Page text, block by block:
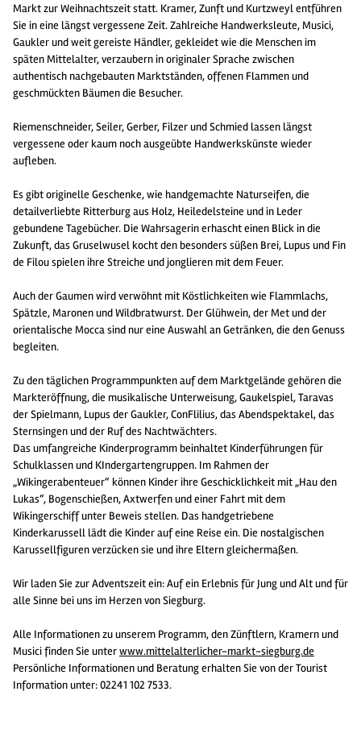
Markt zur Weihnachtszeit statt. Kramer, Zunft und Kurtzweyl entführen
Sie in eine längst vergessene Zeit. Zahlreiche Handwerksleute, Musici,
Gaukler und weit gereiste Händler, gekleidet wie die Menschen im
späten Mittelalter, verzaubern in originaler Sprache zwischen
authentisch nachgebauten Marktständen, offenen Flammen und
geschmückten Bäumen die Besucher.
Riemenschneider, Seiler, Gerber, Filzer und Schmied lassen längst
vergessene oder kaum noch ausgeübte Handwerkskünste wieder
aufleben.
Es gibt originelle Geschenke, wie handgemachte Naturseifen, die
detailverliebte Ritterburg aus Holz, Heiledelsteine und in Leder
gebundene Tagebücher. Die Wahrsagerin erhascht einen Blick in die
Zukunft, das Gruselwusel kocht den besonders süßen Brei, Lupus und Fin
de Filou spielen ihre Streiche und jonglieren mit dem Feuer.
Auch der Gaumen wird verwöhnt mit Köstlichkeiten wie Flammlachs,
Spätzle, Maronen und Wildbratwurst. Der Glühwein, der Met und der
orientalische Mocca sind nur eine Auswahl an Getränken, die den Genuss
begleiten.
Zu den täglichen Programmpunkten auf dem Marktgelände gehören die
Markteröffnung, die musikalische Unterweisung, Gaukelspiel, Taravas
der Spielmann, Lupus der Gaukler, ConFlilius, das Abendspektakel, das
Sternsingen und der Ruf des Nachtwächters.
Das umfangreiche Kinderprogramm beinhaltet Kinderführungen für
Schulklassen und KIndergartengruppen. Im Rahmen der
„Wikingerabenteuer“ können Kinder ihre Geschicklichkeit mit „Hau den
Lukas“, Bogenschießen, Axtwerfen und einer Fahrt mit dem
Wikingerschiff unter Beweis stellen. Das handgetriebene
Kinderkarussell lädt die Kinder auf eine Reise ein. Die nostalgischen
Karussellfiguren verzücken sie und ihre Eltern gleichermaßen.
Wir laden Sie zur Adventszeit ein: Auf ein Erlebnis für Jung und Alt und für
alle Sinne bei uns im Herzen von Siegburg.
Alle Informationen zu unserem Programm, den Zünftlern, Kramern und
Musici finden Sie unterwww.mittelalterlicher-markt-siegburg.de
Persönliche Informationen und Beratung erhalten Sie von der Tourist
Information unter: 02241 102 7533.